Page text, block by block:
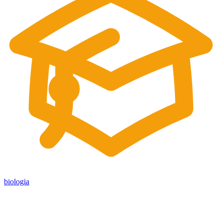
biologia